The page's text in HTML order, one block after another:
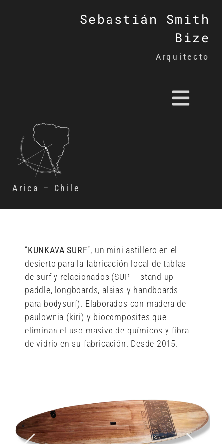
Sebastián Smith
Bize
Arquitecto
Arica – Chile
“KUNKAVA SURF”, un mini astillero en el
desierto para la fabricación local de tablas
de surf y relacionados (SUP – stand up
paddle, longboards, alaias y handboards
para bodysurf). Elaborados con madera de
paulownia (kiri) y biocomposites que
eliminan el uso masivo de químicos y fibra
de vidrio en su fabricación. Desde 2015.